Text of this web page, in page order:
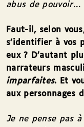
abus de pouvoir…
Faut-il, selon
s’identifier à vos
eux ? D’autant
narrateurs
imparfaites. Et
aux personnages
Je ne pense pas